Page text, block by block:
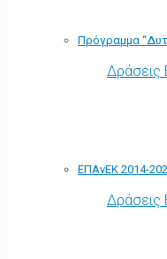
Πρόγραμμα
Δράσεις
ΕΠΑνΕΚ 2014-
Δράσεις